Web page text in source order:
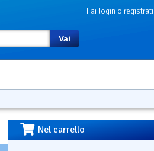
Fai login o registrati
Vai
Nel carrello